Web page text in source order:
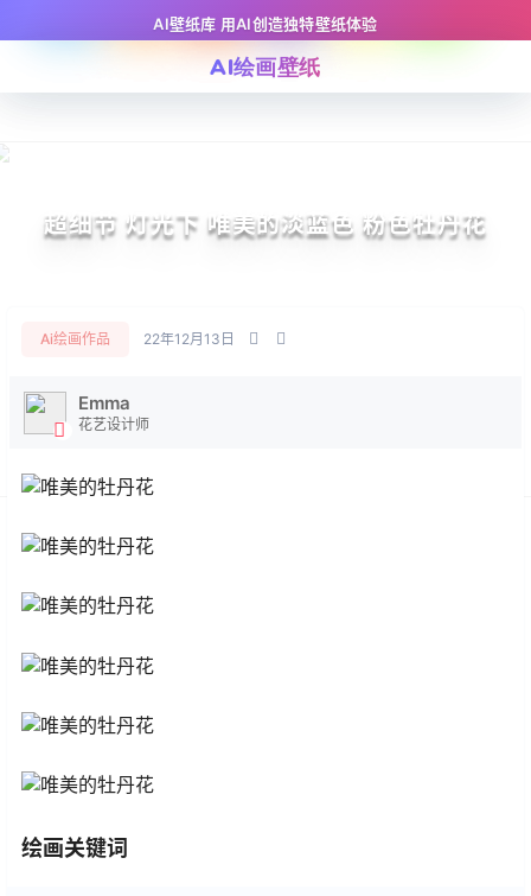
AI壁纸库 用AI创造独特壁纸体验
AI绘画壁纸
超细节 灯光下 唯美的淡蓝色 粉色牡丹花
Ai绘画作品 22年12月13日
Emma
花艺设计师
绘画关键词